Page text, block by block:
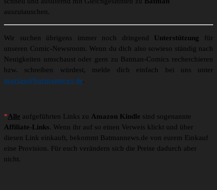
auszutauschen.
Wir suchen übrigens immer noch dringend Unterstützung
für
unseren Comic-Newsroom. Wenn du dich also sowieso ständig nach
Neuigkeiten umschaust oder gern zu Batman-Comics recherchieren
bzw. schreiben würdest, melde dich einfach bei uns unter
marian@batmannews.de.
*Alle aufgeführten Links zu Amazon Kindle sind sogenannte
Affiliate-Links. Wenn ihr auf so einen Verweis klickt und über
diesen Link einkauft, bekommt Batmannews.de von eurem Einkauf
eine Provision. Für euch verändern sich die Preise dadurch aber
nicht.